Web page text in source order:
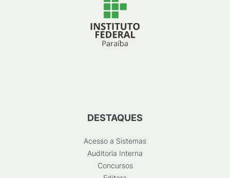
DESTAQUES
Acesso a Sistemas
Auditoria Interna
Concursos